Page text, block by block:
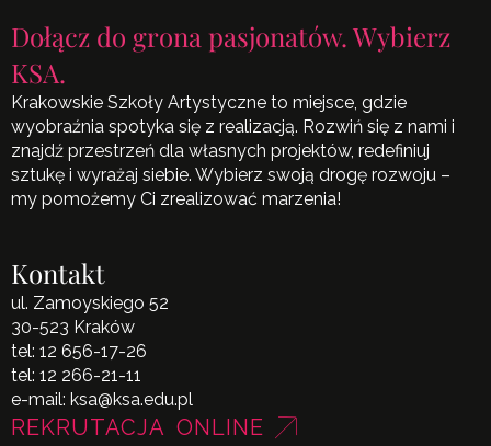
Dołącz do grona pasjonatów. Wybierz
KSA.
Krakowskie Szkoły Artystyczne to miejsce, gdzie
wyobraźnia spotyka się z realizacją. Rozwiń się z nami i
znajdź przestrzeń dla własnych projektów, redefiniuj
sztukę i wyrażaj siebie. Wybierz swoją drogę rozwoju –
my pomożemy Ci zrealizować marzenia!
Kontakt
ul. Zamoyskiego 52
30-523 Kraków
tel: 12 656-17-26
tel: 12 266-21-11
e-mail: ksa@ksa.edu.pl
REKRUTACJA ONLINE